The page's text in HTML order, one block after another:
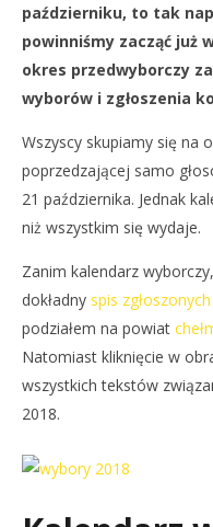
sierpnia
2018
REDAKCJA
październiku, to tak
powinniśmy zacząć już
okres przedwyborczy
wyborów i zgłoszenia
Wszyscy skupiamy się na
poprzedzającej samo
21 października. Jednak
niż wszystkim się wydaje.
Zanim kalendarz
dokładny spis
podziałem na powiat
Natomiast kliknięcie w
wszystkich tekstów
2018.